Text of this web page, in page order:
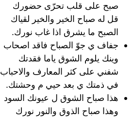
صبح على قلب تحرّى حضورك
قل له صباح الخير والخير لقياك
الصبح ما يشرق اذا غاب نورك.
جفاف ي جوّ الصباح فاقد اصحاب
وينك يلوم الشوق ياما فقدتك
شفني على كثر المعارف والاحباب
في ذمتك ي بعد حيي م وحشتك.
هذا صباح الشوق ل عيونك السود
وهذا صباح الذوق والنور نورك